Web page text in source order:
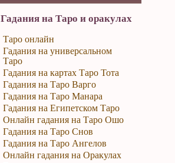
Гадания на Таро и оракулах
Таро онлайн
Гадания на универсальном
Таро
Гадания на картах Таро Тота
Гадания на Таро Варго
Гадания на Таро Манара
Гадания на Египетском Таро
Онлайн гадания на Таро Ошо
Гадания на Таро Снов
Гадания на Таро Ангелов
Онлайн гадания на Оракулах